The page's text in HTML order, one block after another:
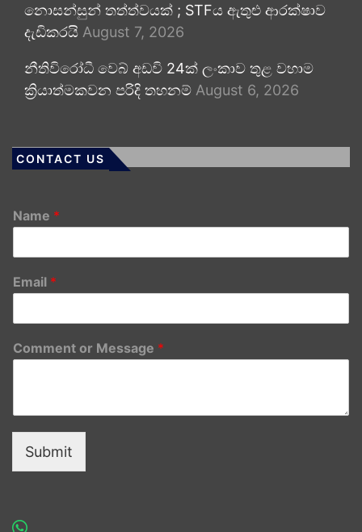
නොසන්සුන් තත්ත්වයක් ; STFය ඇතුළු ආරක්ෂාව
දැඩිකරයි August 7, 2026
නීතිවිරෝධී වෙබ් අඩවි 24ක් ලංකාව තුළ වහාම
ක්‍රියාත්මකවන පරිදි තහනම් August 6, 2026
CONTACT US
Name *
Email *
Comment or Message *
Submit